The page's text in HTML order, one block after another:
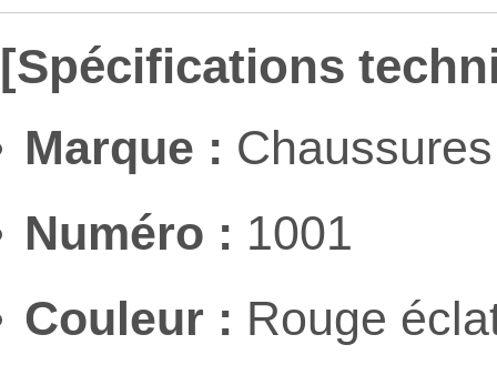
[Spécifications
Marque :
Numéro : 1001
Couleur : Rouge